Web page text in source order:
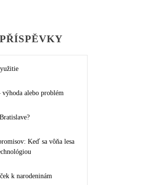
výhoda alebo problém
Keď sa vôňa lesa
k narodeninám